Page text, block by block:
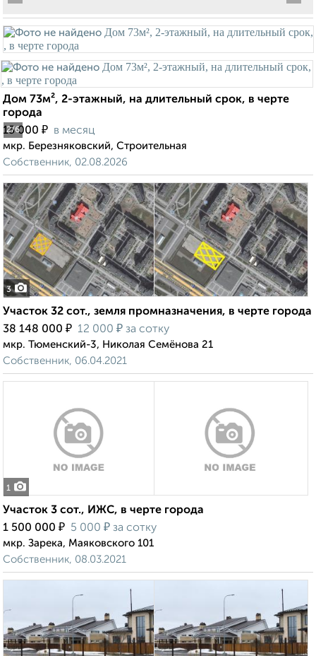
2/6
Дом 73м², 2-этажный, на длительный срок, в черте
города
15 000 ₽ в месяц
мкр. Березняковский, Строительная
Собственник, 02.08.2026
3
Участок 32 сот., земля промназначения, в черте города
38 148 000 ₽ 12 000 ₽ за сотку
мкр. Тюменский-3, Николая Семёнова 21
Собственник, 06.04.2021
1
Участок 3 сот., ИЖС, в черте города
1 500 000 ₽ 5 000 ₽ за сотку
мкр. Зарека, Маяковского 101
Собственник, 08.03.2021